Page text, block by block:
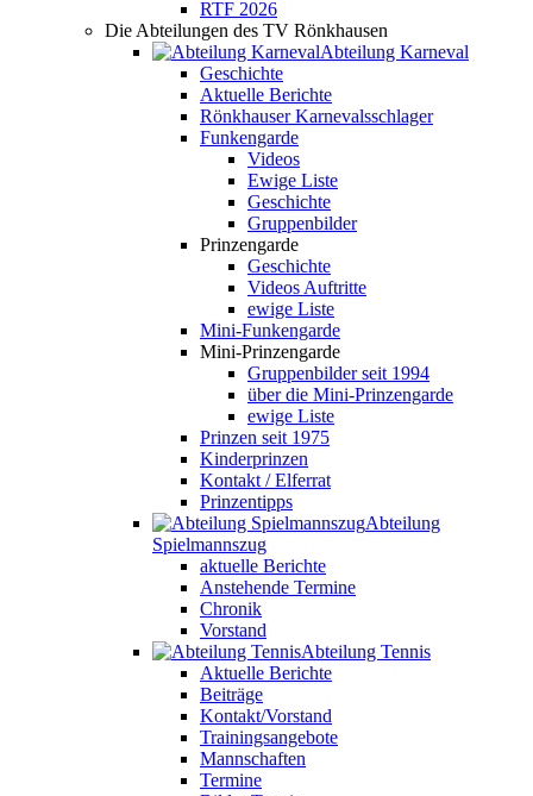
RTF 2026
Die Abteilungen des TV Rönkhausen
Abteilung Karneval
Geschichte
Aktuelle Berichte
Rönkhauser Karnevalsschlager
Funkengarde
Videos
Ewige Liste
Geschichte
Gruppenbilder
Prinzengarde
Geschichte
Videos Auftritte
ewige Liste
Mini-Funkengarde
Mini-Prinzengarde
Gruppenbilder seit 1994
über die Mini-Prinzengarde
ewige Liste
Prinzen seit 1975
Kinderprinzen
Kontakt / Elferrat
Prinzentipps
Abteilung
Spielmannszug
aktuelle Berichte
Anstehende Termine
Chronik
Vorstand
Abteilung Tennis
Aktuelle Berichte
Beiträge
Kontakt/Vorstand
Trainingsangebote
Mannschaften
Termine